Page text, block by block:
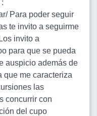
Para poder seguir
te invito a seguirme
invito a
para que se pueda
auspicio además de
que me caracteriza
las
concurrir con
del cupo